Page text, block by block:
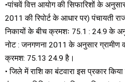
•पांचवें वित्त आयोग की सिफारिशों के
2011 की रिपोर्ट के आधार पर) पंचायती
निकायों के बीच क्रमशः 75.1 : 24.9 के
नोट : जनगणना 2011 के अनुसार ग्रामीण
क्रमश: 75.13 24.9 है।
• जिले में राशि का बंटवारा इस प्रकार